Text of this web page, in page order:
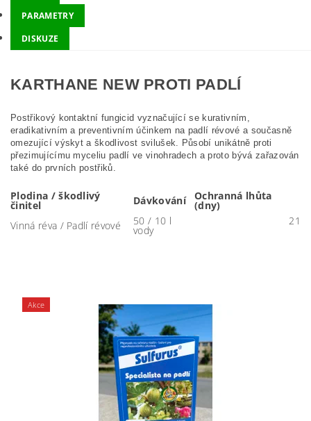
PARAMETRY
DISKUZE
KARTHANE NEW PROTI PADLÍ
Postřikový kontaktní fungicid vyznačující se kurativním,
eradikativním a preventivním účinkem na padlí révové a současně
omezující výskyt a škodlivost svilušek. Působí unikátně proti
přezimujícímu myceliu padlí ve vinohradech a proto bývá zařazován
také do prvních postřiků.
Plodina / škodlivý
činitel Dávkování Ochranná lhůta
(dny)
Vinná réva / Padlí révové
50 / 10 l
vody
21
Akce